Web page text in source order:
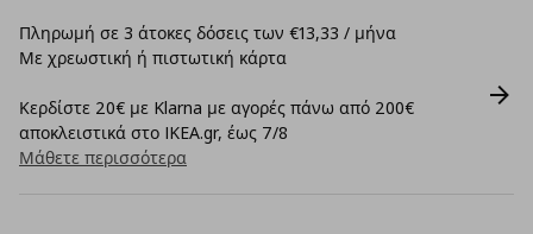
Πληρωμή σε 3 άτοκες δόσεις των €13,33 / μήνα
Με χρεωστική ή πιστωτική κάρτα
Κερδίστε 20€ με Klarna με αγορές πάνω από 200€
αποκλειστικά στο IKEA.gr, έως 7/8
Μάθετε περισσότερα